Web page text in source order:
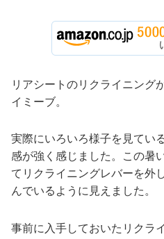
リアシートのリクライニング
イミーブ。
実際にいろいろ様子を見てい
感が強く感じました。この暑
てリクライニングレバーを外
んでいるように見えました。
事前に入手しておいたリクラ